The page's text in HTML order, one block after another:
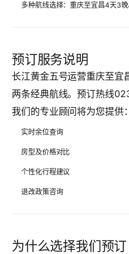
多种航线选择：重庆至宜昌4天3
预订服务说明
长江黄金五号运营重庆至
两条经典航线。预订热线
我们的专业顾问将为您提供：
实时余位查询
房型及价格对比
个性化行程建议
退改政策咨询
为什么选择我们预订